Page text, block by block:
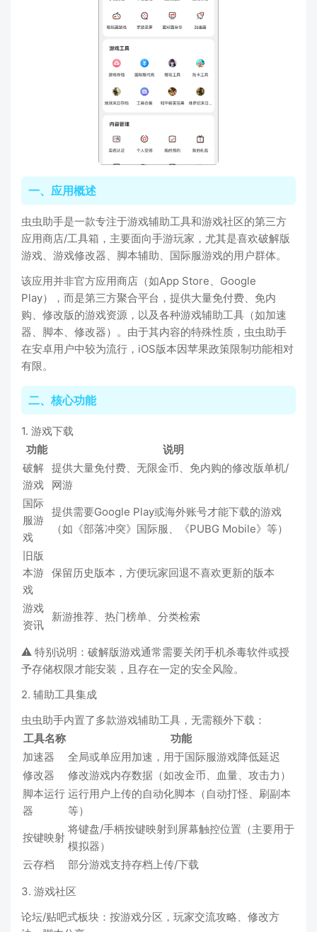
一、应用概述
虫虫助手是一款专注于游戏辅助工具和游戏社区的第三方
应用商店/工具箱，主要面向手游玩家，尤其是喜欢破解版
游戏、游戏修改器、脚本辅助、国际服游戏的用户群体。
该应用并非官方应用商店（如App Store、Google
Play），而是第三方聚合平台，提供大量免付费、免内
购、修改版的游戏资源，以及各种游戏辅助工具（如加速
器、脚本、修改器）。由于其内容的特殊性质，虫虫助手
在安卓用户中较为流行，iOS版本因苹果政策限制功能相对
有限。
二、核心功能
1. 游戏下载
功能
说明
破解
游戏
提供大量免付费、无限金币、免内购的修改版单机/
网游
国际
服游
戏
提供需要Google Play或海外账号才能下载的游戏
（如《部落冲突》国际服、《PUBG Mobile》等）
旧版
本游
戏
保留历史版本，方便玩家回退不喜欢更新的版本
游戏
资讯
新游推荐、热门榜单、分类检索
⚠️ 特别说明：破解版游戏通常需要关闭手机杀毒软件或授
予存储权限才能安装，且存在一定的安全风险。
2. 辅助工具集成
虫虫助手内置了多款游戏辅助工具，无需额外下载：
工具名称
功能
加速器
全局或单应用加速，用于国际服游戏降低延迟
修改器
修改游戏内存数据（如改金币、血量、攻击力）
脚本运行
器
运行用户上传的自动化脚本（自动打怪、刷副本
等）
按键映射
将键盘/手柄按键映射到屏幕触控位置（主要用于
模拟器）
云存档
部分游戏支持存档上传/下载
3. 游戏社区
论坛/贴吧式板块：按游戏分区，玩家交流攻略、修改方